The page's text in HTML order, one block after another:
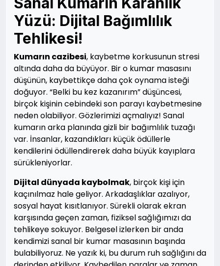
Yüzü: Dijital Bağımlılık
Tehlikesi!
Kumarın cazibesi, kaybetme korkusunun stresi
altında daha da büyüyor. Bir o kumar masasını
düşünün, kaybettikçe daha çok oynama isteği
doğuyor. “Belki bu kez kazanırım” düşüncesi,
birçok kişinin cebindeki son parayı kaybetmesine
neden olabiliyor. Gözlerimizi açmalıyız! Sanal
kumarın arka planında gizli bir bağımlılık tuzağı
var. İnsanlar, kazandıkları küçük ödüllerle
kendilerini ödüllendirerek daha büyük kayıplara
sürükleniyorlar.
Dijital dünyada kaybolmak, birçok kişi için
kaçınılmaz hale geliyor. Arkadaşlıklar azalıyor,
sosyal hayat kısıtlanıyor. Sürekli olarak ekran
karşısında geçen zaman, fiziksel sağlığımızı da
tehlikeye sokuyor. Belgesel izlerken bir anda
kendimizi sanal bir kumar masasının başında
bulabiliyoruz. Ne yazık ki, bu durum ruh sağlığını da